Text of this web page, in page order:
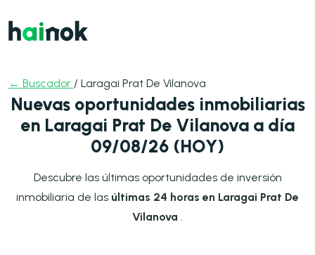
← Buscador / Laragai Prat De Vilanova
Nuevas oportunidades inmobiliarias
en Laragai Prat De Vilanova a día
09/08/26 (HOY)
Descubre las últimas oportunidades de inversión
inmobiliaria de las últimas 24 horas en Laragai Prat De
Vilanova